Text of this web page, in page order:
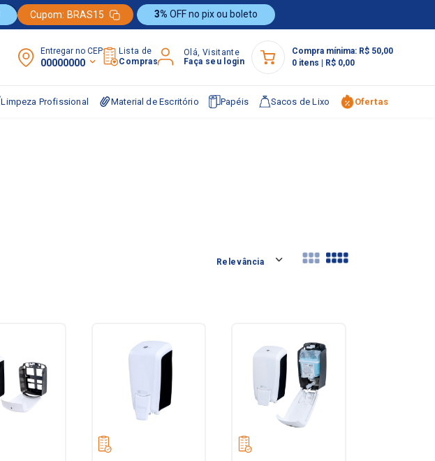
Cupom: BRAS15 3% OFF no pix ou boleto
Entregar no CEP:
00000000
Lista de
Compras
Olá, Visitante
Faça seu login
Compra mínima: R$ 50,00
0 itens R$ 0,00
Limpeza Profissional Material de Escritório Papéis Sacos de Lixo Ofertas
Relevância